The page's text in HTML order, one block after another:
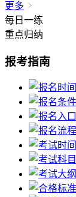
更多
每日一练
重点归纳
报考指南